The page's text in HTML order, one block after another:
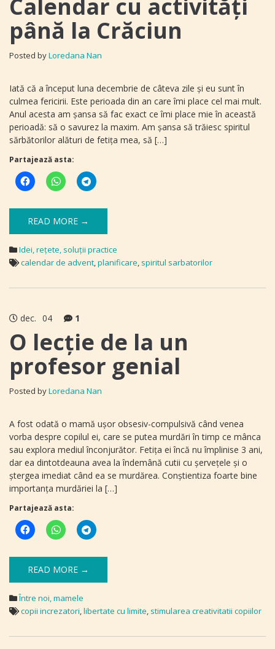
Calendar cu activităţi
până la Crăciun
Posted byLoredana Nan
Iată că a început luna decembrie de câteva zile şi eu sunt în
culmea fericirii. Este perioada din an care îmi place cel mai mult.
Anul acesta am şansa să fac exact ce îmi place mie în această
perioadă: să o savurez la maxim. Am şansa să trăiesc spiritul
sărbătorilor alături de fetiţa mea, să […]
Partajează asta:
READ MORE →
Idei, reţete, soluţii practice
calendar de advent,planificare, spiritul sarbatorilor
dec. 04 1
O lecție de la un
profesor genial
Posted byLoredana Nan
A fost odată o mamă ușor obsesiv-compulsivă când venea
vorba despre copilul ei, care se putea murdări în timp ce mânca
sau explora mediul înconjurător. Fetița ei încă nu împlinise 3 ani,
dar ea dintotdeauna avea la îndemână cutii cu șervețele și o
ștergea imediat când ea se murdărea. Conștientiza foarte bine
importanța murdăriei la […]
Partajează asta:
READ MORE →
Între noi, mamele
copii increzatori,libertate cu limite, stimularea creativitatii copiilor